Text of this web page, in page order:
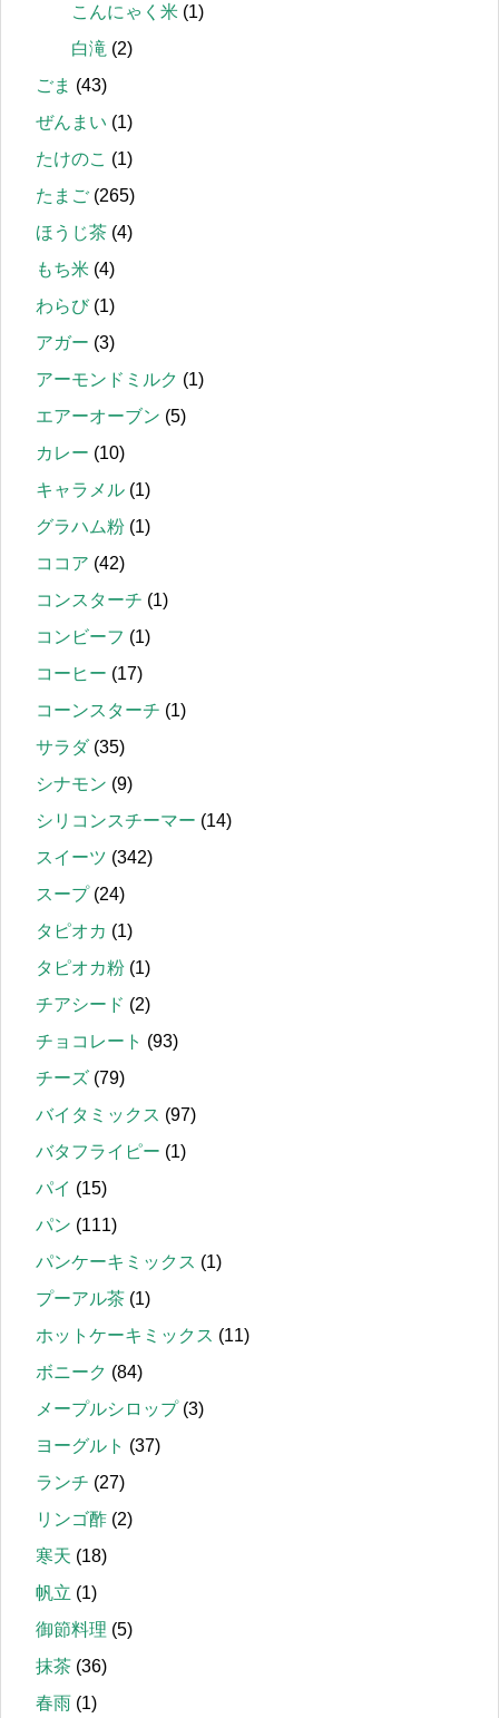
こんにゃく米 (1)
白滝 (2)
ごま (43)
ぜんまい (1)
たけのこ (1)
たまご (265)
ほうじ茶 (4)
もち米 (4)
わらび(1)
アガー (3)
アーモンドミルク (1)
エアーオーブン (5)
カレー (10)
キャラメル (1)
グラハム粉 (1)
ココア (42)
コンスターチ (1)
コンビーフ (1)
コーヒー (17)
コーンスターチ (1)
サラダ(35)
シナモン (9)
シリコンスチーマー (14)
スイーツ (342)
スープ(24)
タピオカ (1)
タピオカ粉 (1)
チアシード (2)
チョコレート (93)
チーズ (79)
バイタミックス (97)
バタフライピー (1)
パイ (15)
パン (111)
パンケーキミックス (1)
プーアル茶 (1)
ホットケーキミックス (11)
ボニーク (84)
メープルシロップ(3)
ヨーグルト (37)
ランチ (27)
リンゴ酢 (2)
寒天 (18)
帆立 (1)
御節料理 (5)
抹茶 (36)
春雨 (1)